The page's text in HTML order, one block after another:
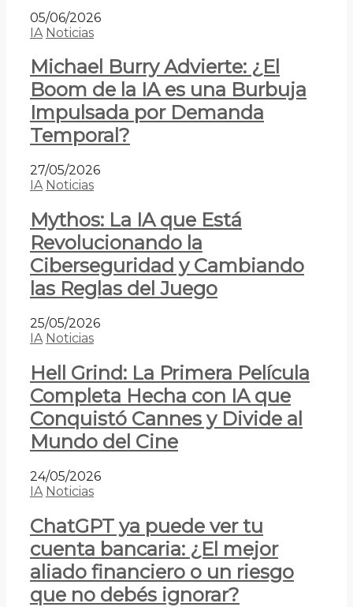
05/06/2026
IA Noticias
Michael Burry Advierte: ¿El
Boom de la IA es una Burbuja
Impulsada por Demanda
Temporal?
27/05/2026
IA Noticias
Mythos: La IA que Está
Revolucionando la
Ciberseguridad y Cambiando
las Reglas del Juego
25/05/2026
IA Noticias
Hell Grind: La Primera Película
Completa Hecha con IA que
Conquistó Cannes y Divide al
Mundo del Cine
24/05/2026
IA Noticias
ChatGPT ya puede ver tu
cuenta bancaria: ¿El mejor
aliado financiero o un riesgo
que no debés ignorar?